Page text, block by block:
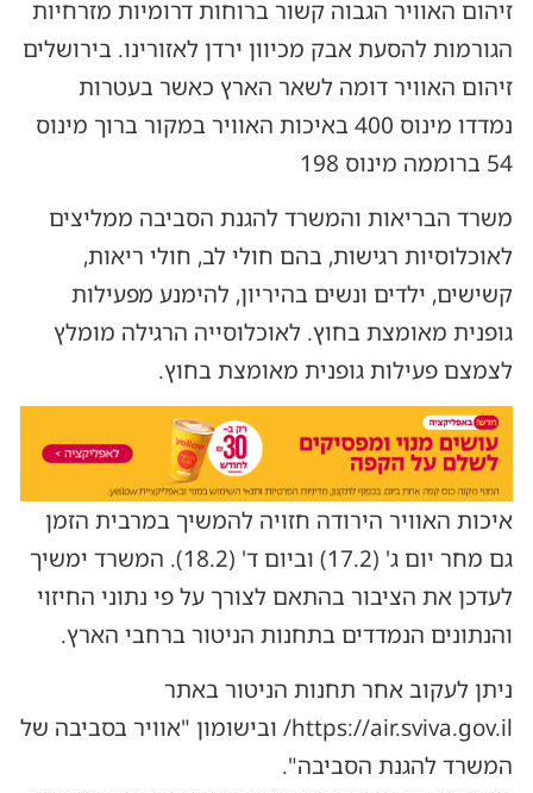
זיהום האוויר הגבוה קשור ברוחות דרומיות מזרחיות
הגורמות להסעת אבק מכיוון ירדן לאזורינו. בירושלים
זיהום האוויר דומה לשאר הארץ כאשר בעטרות
נמדדו מינוס 400 באיכות האוויר במקור ברוך מינוס
54 ברוממה מינוס 198
משרד הבריאות והמשרד להגנת הסביבה ממליצים
לאוכלוסיות רגישות, בהם חולי לב, חולי ריאות,
קשישים, ילדים ונשים בהיריון, להימנע מפעילות
גופנית מאומצת בחוץ. לאוכלוסייה הרגילה מומלץ
לצמצם פעילות גופנית מאומצת בחוץ.
איכות האוויר הירודה חזויה להמשיך במרבית הזמן
גם מחר יום ג' (17.2) וביום ד' (18.2). המשרד ימשיך
לעדכן את הציבור בהתאם לצורך על פי נתוני החיזוי
והנתונים הנמדדים בתחנות הניטור ברחבי הארץ.
ניתן לעקוב אחר תחנות הניטור באתר
https://air.sviva.gov.il/ ובישומון "אוויר בסביבה של
המשרד להגנת הסביבה".